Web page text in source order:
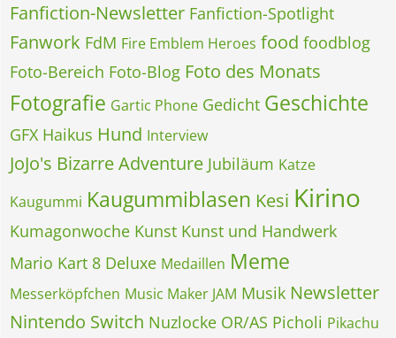
Fanfiction-Newsletter Fanfiction-Spotlight
Fanwork FdM Fire Emblem Heroes food foodblog
Foto-Bereich Foto-Blog Foto des Monats
Fotografie Gartic Phone Gedicht Geschichte
GFX Haikus Hund Interview
JoJo's Bizarre Adventure Jubiläum Katze
Kaugummi Kaugummiblasen Kesi Kirino
Kumagonwoche Kunst Kunst und Handwerk
Mario Kart 8 Deluxe Medaillen Meme
Messerköpfchen Music Maker JAM Musik Newsletter
Nintendo Switch Nuzlocke OR/AS Picholi Pikachu